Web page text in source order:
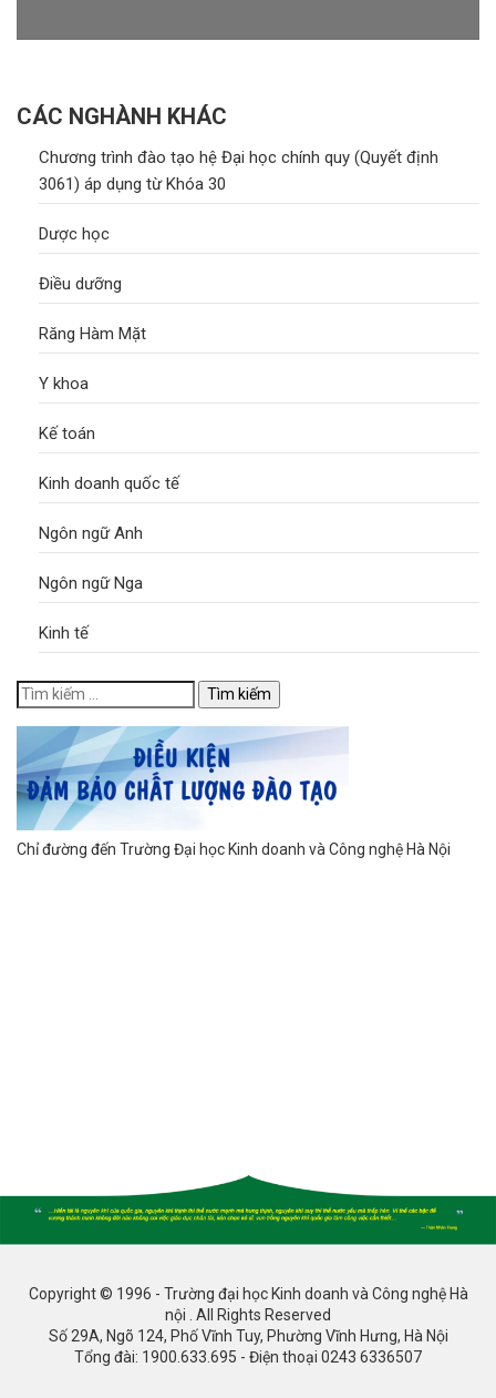
CÁC NGHÀNH KHÁC
Chương trình đào tạo hệ Đại học chính quy (Quyết định
3061) áp dụng từ Khóa 30
Dược học
Điều dưỡng
Răng Hàm Mặt
Y khoa
Kế toán
Kinh doanh quốc tế
Ngôn ngữ Anh
Ngôn ngữ Nga
Kinh tế
Chỉ đường đến Trường Đại học Kinh doanh và Công nghệ Hà Nội
Copyright © 1996 - Trường đại học Kinh doanh và Công nghệ Hà
nội . All Rights Reserved
Số 29A, Ngõ 124, Phố Vĩnh Tuy, Phường Vĩnh Hưng, Hà Nội
Tổng đài: 1900.633.695 - Điện thoại 0243 6336507